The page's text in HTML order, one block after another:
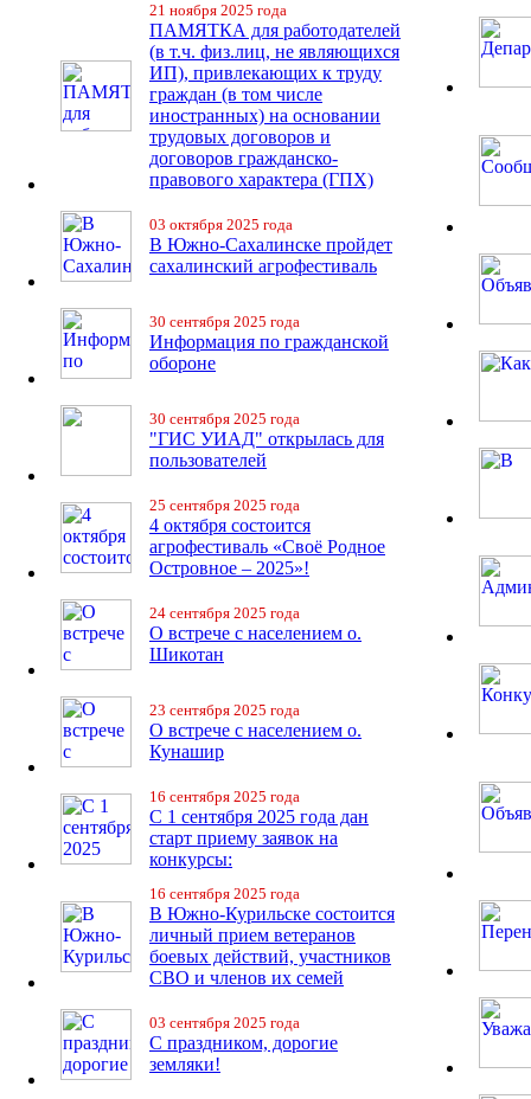
21 ноября 2025 года
ПАМЯТКА для работодателей
(в т.ч. физ.лиц, не являющихся
ИП), привлекающих к труду
граждан (в том числе
иностранных) на основании
трудовых договоров и
договоров гражданско-
правового характера (ГПХ)
03 октября 2025 года
В Южно-Сахалинске пройдет
сахалинский агрофестиваль
30 сентября 2025 года
Информация по гражданской
обороне
30 сентября 2025 года
"ГИС УИАД" открылась для
пользователей
25 сентября 2025 года
4 октября состоится
агрофестиваль «Своё Родное
Островное – 2025»!
24 сентября 2025 года
О встрече с населением о.
Шикотан
23 сентября 2025 года
О встрече с населением о.
Кунашир
16 сентября 2025 года
С 1 сентября 2025 года дан
старт приему заявок на
конкурсы:
16 сентября 2025 года
В Южно-Курильске состоится
личный прием ветеранов
боевых действий, участников
СВО и членов их семей
03 сентября 2025 года
С праздником, дорогие
земляки!